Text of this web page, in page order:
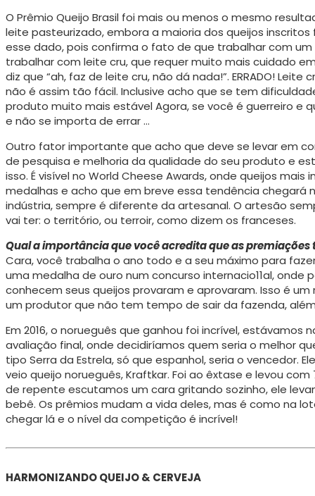
O Prêmio Queijo Brasil foi mais ou menos o mesmo
leite pasteurizado, embora a maioria dos queijos
esse dado, pois confirma o fato de que trabalhar com
trabalhar com leite cru, que requer muito mais cuidado
diz que “ah, faz de leite cru, não dá nada!”. ERRADO!
não é assim tão fácil. Inclusive acho que se tem
produto muito mais estável Agora, se você é guerreiro e
e não se importa de errar …
Outro fator importante que acho que deve se levar em
de pesquisa e melhoria da quali­dade do seu produto e
isso. É visível no World Cheese Awards, onde queijos
medalhas e acho que em breve essa tendên­cia chegará
indústria, sempre é diferente da artesanal. O artesão
vai ter: o território, ou terroir, como dizem os franceses.
Qual a importância que você acredita que as
Cara, você trabalha o ano todo e a seu máximo para
uma medalha de ouro num concurso internacio11al,
conhecem seus queijos provaram e aprovaram. Isso é
um produtor que não tem tempo de sair da fazenda,
Em 2016, o norueguês que ganhou foi incrível, estávamos
avaliação final, onde decidiríamos quem seria o melhor
tipo Serra da Estrela, só que espanhol, seria o vencedor.
veio queijo norueguês, Kraftkar. Foi ao êxtase e levou
de repente escutamos um cara gritando sozinho, ele
bebê. Os prêmios mudam a vida deles, mas é como na
chegar lá e o nível da competição é incrível!
HARMONIZANDO QUEIJO & CERVEJA